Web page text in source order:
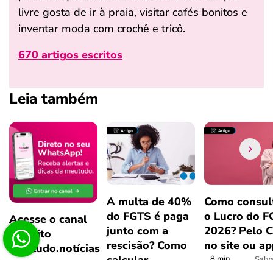
livre gosta de ir à praia, visitar cafés bonitos e
inventar moda com crochê e tricô.
670 artigos escritos
Leia também
Acesse o canal
gratuito
meutudo.notícias
A multa de 40%
do FGTS é paga
junto com a
rescisão? Como
Como
o Lucro do
2026? Pelo
no site ou